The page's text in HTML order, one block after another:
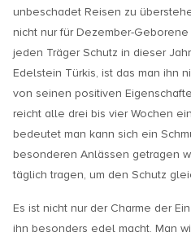
unbeschadet Reisen zu
nicht nur für Dezember-
jeden Träger Schutz in dieser
Edelstein Türkis, ist das man ihn
von seinen positiven
reicht alle drei bis vier Wochen
bedeutet man kann sich ein
besonderen Anlässen getragen
täglich tragen, um den Schutz
Es ist nicht nur der Charme der
ihn besonders edel macht. Man